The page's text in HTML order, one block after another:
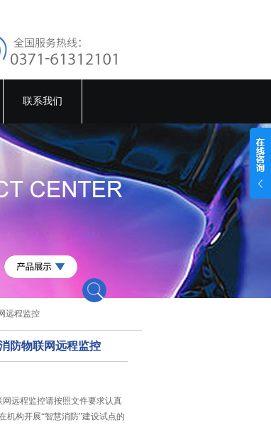
联系我们
远程监控
防物联网远程监控
远程监控请按照文件要求认真
机构开展“智慧消防"建设试点的